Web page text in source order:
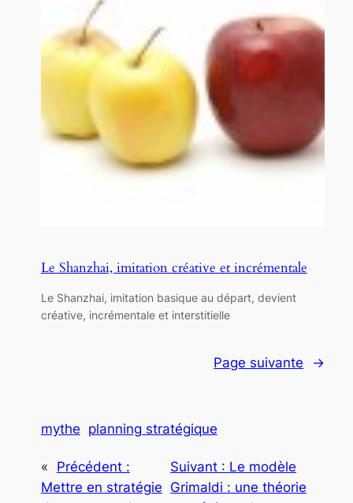
Le Shanzhai, imitation créative et incrémentale
Le Shanzhai, imitation basique au départ, devient
créative, incrémentale et interstitielle
Page suivante →
mythe planning stratégique
«
Précédent :
Mettre en stratégie
Suivant : Le modèle
Grimaldi : une théorie